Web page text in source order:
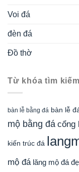
Voi đá
đèn đá
Đồ thờ
Từ khóa tìm kiếm
bàn lễ bằng đá bàn lễ
mộ bằng đá cổng
kiến trúc đá
mộ đá lăng mộ đá